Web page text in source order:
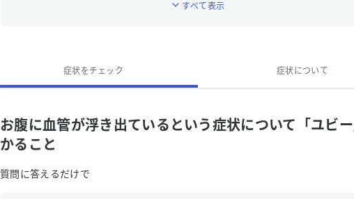
すべて表示
症状をチェック 症状について
お腹に血管が浮き出ているという症状について「ユビ
かること
質問に答えるだけで